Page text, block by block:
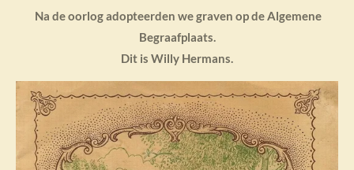
Na de oorlog adopteerden we graven op de Algemene
Begraafplaats.
Dit is Willy Hermans.